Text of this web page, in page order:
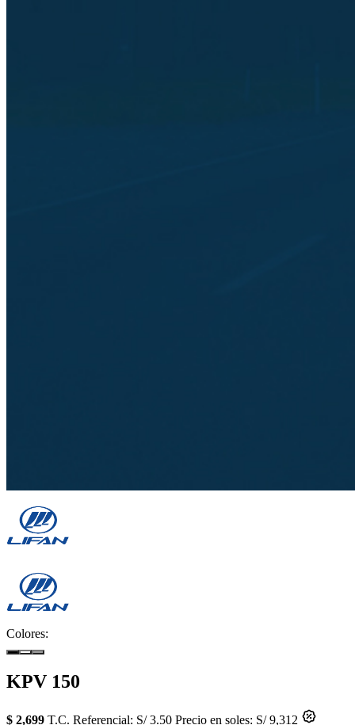
Colores:
KPV 150
$ 2,699 T.C. Referencial: S/ 3.50 Precio en soles: S/ 9,312